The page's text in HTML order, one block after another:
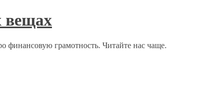
вещах
финансовую грамотность. Читайте нас чаще.